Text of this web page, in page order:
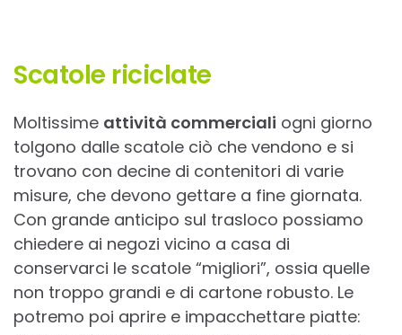
Scatole riciclate
Moltissime attività commerciali ogni giorno
tolgono dalle scatole ciò che vendono e si
trovano con decine di contenitori di varie
misure, che devono gettare a fine giornata.
Con grande anticipo sul trasloco possiamo
chiedere ai negozi vicino a casa di
conservarci le scatole “migliori”, ossia quelle
non troppo grandi e di cartone robusto. Le
potremo poi aprire e impacchettare piatte: